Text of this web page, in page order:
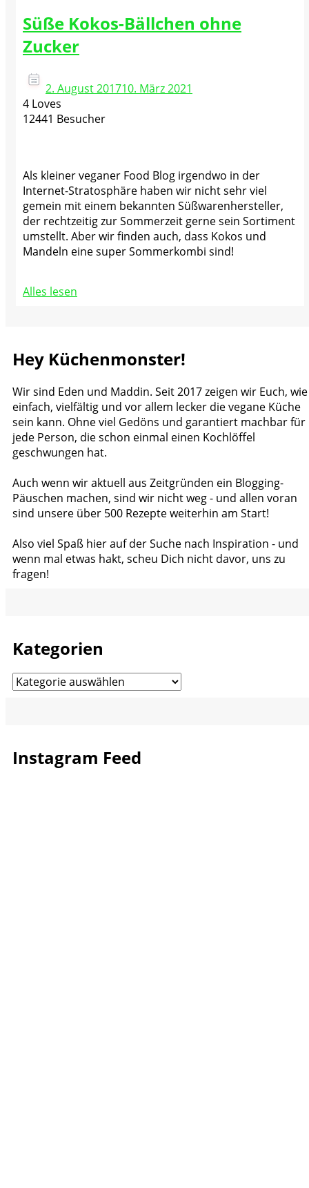
Süße Kokos-Bällchen ohne
Zucker
2. August 201710. März 2021
4 Loves
12441 Besucher
Als kleiner veganer Food Blog irgendwo in der
Internet-Stratosphäre haben wir nicht sehr viel
gemein mit einem bekannten Süßwarenhersteller,
der rechtzeitig zur Sommerzeit gerne sein Sortiment
umstellt. Aber wir finden auch, dass Kokos und
Mandeln eine super Sommerkombi sind!
Alles lesen
Hey Küchenmonster!
Wir sind Eden und Maddin. Seit 2017 zeigen wir Euch, wie
einfach, vielfältig und vor allem lecker die vegane Küche
sein kann. Ohne viel Gedöns und garantiert machbar für
jede Person, die schon einmal einen Kochlöffel
geschwungen hat.
Auch wenn wir aktuell aus Zeitgründen ein Blogging-
Päuschen machen, sind wir nicht weg - und allen voran
sind unsere über 500 Rezepte weiterhin am Start!
Also viel Spaß hier auf der Suche nach Inspiration - und
wenn mal etwas hakt, scheu Dich nicht davor, uns zu
fragen!
Kategorien
Kategorien
Instagram Feed